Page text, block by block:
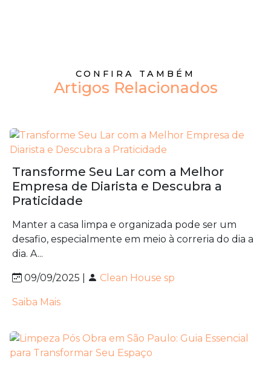
CONFIRA TAMBÉM
Artigos Relacionados
Transforme Seu Lar com a Melhor
Empresa de Diarista e Descubra a
Praticidade
Manter a casa limpa e organizada pode ser um
desafio, especialmente em meio à correria do dia a
dia. A...
09/09/2025 | Clean House sp
Saiba Mais